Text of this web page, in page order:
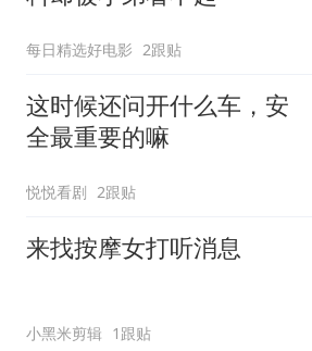
每日精选好电影 2跟贴
这时候还问开什么车，安
全最重要的嘛
悦悦看剧 2跟贴
来找按摩女打听消息
小黑米剪辑 1跟贴